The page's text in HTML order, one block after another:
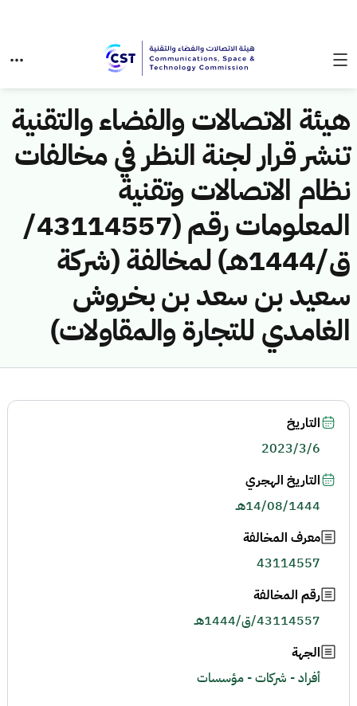
هيئة الاتصالات والفضاء والتقنية
تنشر قرار لجنة النظر في مخالفات
نظام الاتصالات وتقنية
المعلومات رقم (43114557/
ق/1444هـ) لمخالفة (شركة
سعيد بن سعد بن بخروش
الغامدي للتجارة والمقاولات)
التاريخ
2023/3/6
التاريخ الهجري
14/08/1444هـ
معرف المخالفة
43114557
رقم المخالفة
43114557/ق/1444هـ
الجهة
أفراد - شركات - مؤسسات